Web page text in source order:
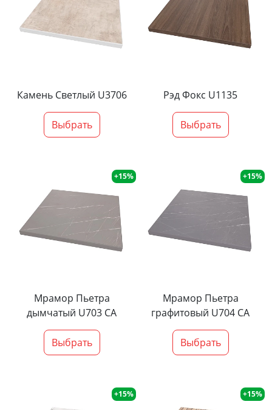
Камень Светлый U3706
Выбрать
Рэд Фокс U1135
Выбрать
+15%
Мрамор Пьетра
дымчатый U703 CA
Выбрать
+15%
Мрамор Пьетра
графитовый U704 CA
Выбрать
+15% +15%